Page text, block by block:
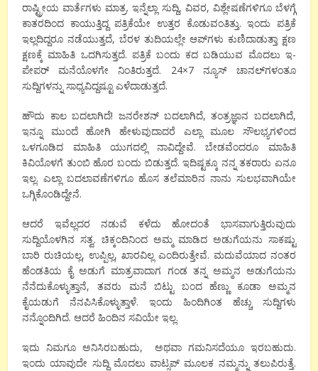
ರಾಷ್ಟ್ರೀಯ ವಾರ್ತೆಗಳು ಮಾತ್ರ. ಇನ್ನೆಲ್ಲಾ ಸುದ್ದಿ, ವಿವರ, ವಿಶ್ಲೇಷಣೆಗಳಿಗೂ ಬೆಳಗ್ಗೆ
ಕಾತರದಿಂದ ಕಾಯುತ್ತಿದ್ದ ಪತ್ರಿಕೆಯೇ ಉತ್ತರ ಕೊಡುವಂತಿತ್ತು. ಇಂದು ಪತ್ರಿಕೆ
ಇಲ್ಲದಿದ್ದರೂ ನಡೆಯುತ್ತದೆ, ಬೆರಳ ತುದಿಯಲ್ಲೇ ಆಪ್‍ಗಳು ಕುಣಿದಾಡುತ್ತಾ ಕ್ಷಣ
ಕ್ಷಣಕ್ಕೆ ಮಾಹಿತಿ ಒದಗಿಸುತ್ತದೆ. ಪತ್ರಿಕೆ ಬಂದು ಕದ ಬಡಿಯುವ ಮೊದಲು ಇ-
ಪೇಪರ್ ಮನೆಯೊಳಗೇ ನಿಂತಿರುತ್ತದೆ. 24×7 ನ್ಯೂಸ್ ಚಾನಲ್‍ಗಳಂತೂ
ಸುದ್ದಿಗಳನ್ನು ಸಾಧ್ಯವಿದ್ದಷ್ಟೂ ಎಳೆದಾಡುತ್ತದೆ.
ಹೌದು ಕಾಲ ಬದಲಾಗಿದೆ! ಜನರೇಶನ್ ಬದಲಾಗಿದೆ, ತಂತ್ರಜ್ಞಾನ ಬದಲಾಗಿದೆ,
ಇನ್ನೂ ಮುಂದೆ ಹೋಗಿ ಹೇಳುವುದಾದರೆ ಎಲ್ಲಾ ಮೂಲ ಸೌಲಭ್ಯಗಳಿಂದ
ಒಳಗೂಡಿದ ಮಾಹಿತಿ ಯುಗದಲ್ಲಿ ನಾವಿದ್ದೇವೆ. ಬೇಡವೆಂದರೂ ಮಾಹಿತಿ
ಕಿವಿಯೊಳಗೆ ತುಂಬಿ ಹೊರ ಬಂದು ಬಿಡುತ್ತದೆ. ಇದಿಷ್ಟಕ್ಕೂ ನನ್ನ ತಕರಾರು ಏನೂ
ಇಲ್ಲ. ಎಲ್ಲಾ ಬದಲಾವಣೆಗಳಿಗೂ ಹೊಸ ತಲೆಮಾರಿನ ನಾನು ಸುಲಭವಾಗಿಯೇ
ಒಗ್ಗಿಕೊಂಡಿದ್ದೇನೆ.
ಆದರೆ ಇವೆಲ್ಲದರ ನಡುವೆ ಕಳೆದು ಹೋದಂತೆ ಭಾಸವಾಗುತ್ತಿರುವುದು
ಸುದ್ದಿಯೊಳಗಿನ ಸತ್ವ. ಚಿಕ್ಕಂದಿನಿಂದ ಅಮ್ಮ ಮಾಡಿದ ಅಡುಗೆಯನು ಸಾಕಷ್ಟು
ಬಾರಿ ರುಚಿಯಲ್ಲ, ಉಪ್ಪಿಲ್ಲ, ಖಾರವಿಲ್ಲ ಎಂದಿರುತ್ತೇವೆ. ಮದುವೆಯಾದ ನಂತರ
ಹೆಂಡತಿಯ ಕೈ ಅಡುಗೆ ಮಾತ್ರವಾದಾಗ ಗಂಡ ತನ್ನ ಅಮ್ಮನ ಅಡುಗೆಯನು
ನೆನೆದುಕೊಳ್ಳುತ್ತಾನೆ, ತವರು ಮನೆ ಬಿಟ್ಟು ಬಂದ ಹೆಣ್ಣು ಕೂಡಾ ಅಮ್ಮನ
ಕೈಯಡುಗೆ ನೆನಪಿಸಿಕೊಳ್ಳುತ್ತಾಳೆ. ಇಂದು ಹಿಂದಿಗಿಂತ ಹೆಚ್ಚು ಸುದ್ದಿಗಳು
ನನ್ನೊಂದಿಗಿದೆ. ಆದರೆ ಹಿಂದಿನ ಸವಿಯೇ ಇಲ್ಲ.
ಇದು ನಿಮಗೂ ಅನಿಸಿರಬಹುದು, ಅಥವಾ ಗಮನಿಸದೆಯೂ ಇರಬಹುದು.
ಇಂದು ಯಾವುದೇ ಸುದ್ದಿ ಮೊದಲು ವಾಟ್ಸಪ್ ಮೂಲಕ ನಮ್ಮನ್ನು ತಲುಪಿರುತ್ತೆ.